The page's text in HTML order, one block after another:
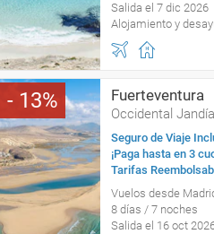
Salida el 7 dic 2026
Alojamiento y
13 Fuerteventura
Occidental
Seguro de Viaje
¡Paga hasta en 3
Tarifas
Vuelos desde
8 días / 7 noches
Salida el 16 oct